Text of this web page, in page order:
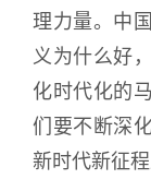
理力量。中
义为什么好
化时代化的
们要不断深
新时代新征